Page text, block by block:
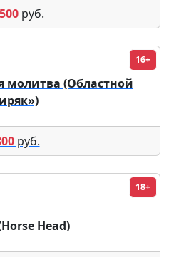
руб.
16+
молитва (Областной
руб.
18+
Head)